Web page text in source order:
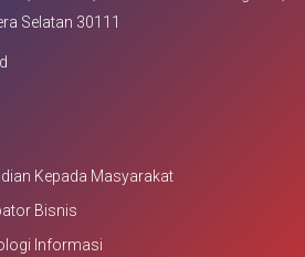
Selatan 30111
Kepada Masyarakat
Bisnis
Informasi